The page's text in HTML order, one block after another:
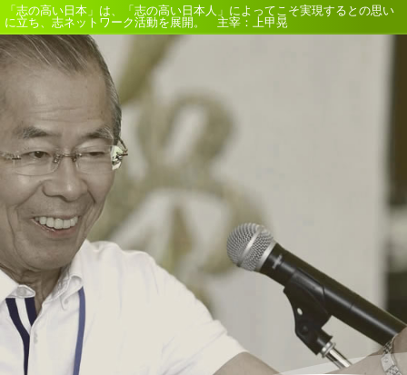
「志の高い日本」は、「志の高い日本人」によってこそ実現するとの思い
に立ち、志ネットワーク活動を展開。 主宰：上甲晃